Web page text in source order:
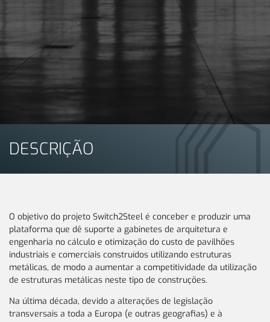
DESCRIÇÃO
O objetivo do projeto Switch2Steel é conceber e produzir uma
plataforma que dê suporte a gabinetes de arquitetura e
engenharia no cálculo e otimização do custo de pavilhões
industriais e comerciais construídos utilizando estruturas
metálicas, de modo a aumentar a competitividade da utilização
de estruturas metálicas neste tipo de construções.
Na última década, devido a alterações de legislação
transversais a toda a Europa (e outras geografias) e à